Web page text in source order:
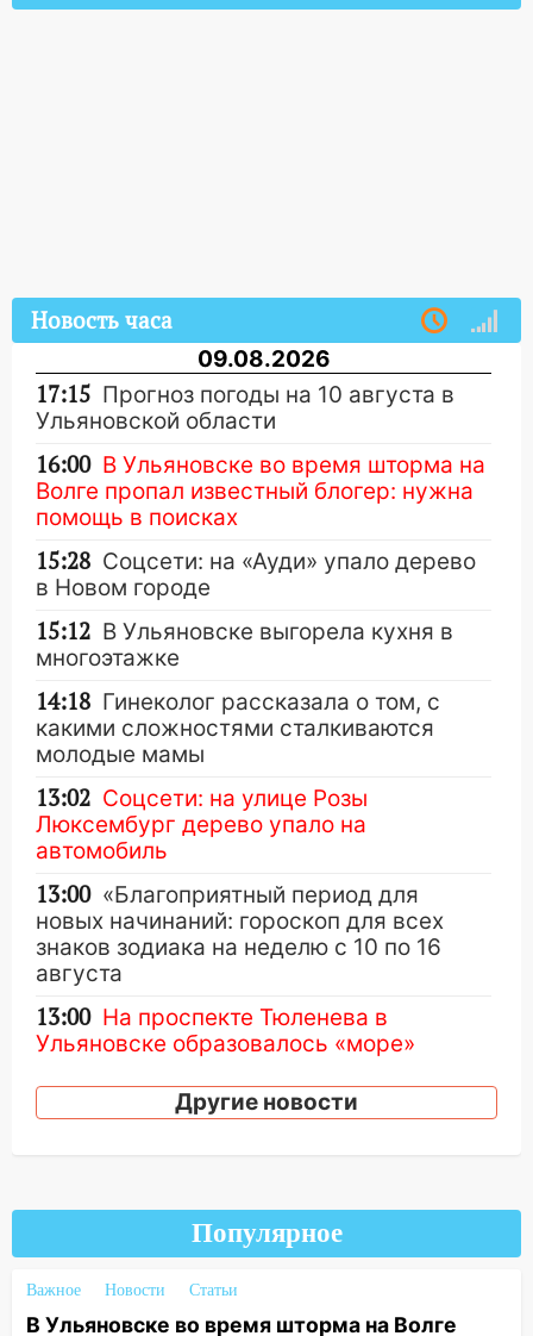
Новость часа
09.08.2026
17:15 Прогноз погоды на 10 августа в
Ульяновской области
16:00 В Ульяновске во время шторма на
Волге пропал известный блогер: нужна
помощь в поисках
15:28 Соцсети: на «Ауди» упало дерево
в Новом городе
15:12 В Ульяновске выгорела кухня в
многоэтажке
14:18 Гинеколог рассказала о том, с
какими сложностями сталкиваются
молодые мамы
13:02 Соцсети: на улице Розы
Люксембург дерево упало на
автомобиль
13:00 «Благоприятный период для
новых начинаний: гороскоп для всех
знаков зодиака на неделю с 10 по 16
августа
13:00 На проспекте Тюленева в
Ульяновске образовалось «море»
12:57 В Ульяновской области ожидается
крупный град
Соцсети: светофор упал на
машину во время сильного ливня в
Ульяновске
11:00 В Ульяновской области люди в
Другие новости
Популярное
Важное Новости Статьи
В Ульяновске во время шторма на Волге